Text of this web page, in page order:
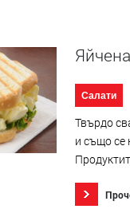
Салати
Твърдо
и също се